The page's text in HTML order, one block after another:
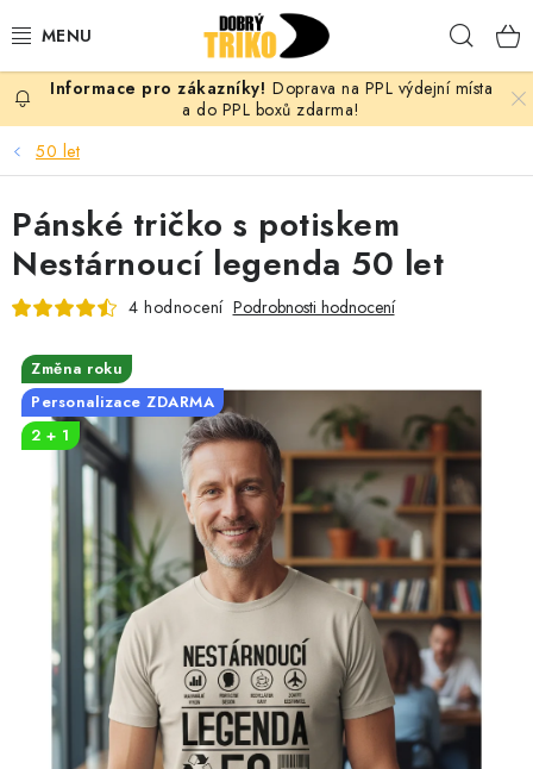
na
PRO ŽENY
PRO MUŽE
PRO DĚTI
PRO PÁRY
VLASTNÍ MOTIV
TRIČKA
MIKINY
OKAMŽITĚ K ODBĚRU
B2B
MÁM SRDCE POMÁHÁM
Doprava na PPL výdejní místa
a do PPL boxů zdarma!
50 let
Pánské tričko s potiskem
Nestárnoucí legenda 50 let
4 hodnocení Podrobnosti hodnocení
Změna roku
Personalizace ZDARMA
2 + 1